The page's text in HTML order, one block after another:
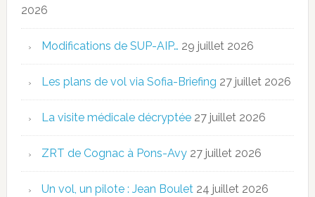
2026
Modifications de SUP-AIP… 29 juillet 2026
Les plans de vol via Sofia-Briefing 27 juillet 2026
La visite médicale décryptée 27 juillet 2026
ZRT de Cognac à Pons-Avy 27 juillet 2026
Un vol, un pilote : Jean Boulet 24 juillet 2026